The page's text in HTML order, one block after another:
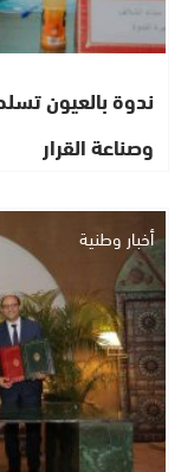
ندوة بالعيون
وصناعة القرار
أخبار وطنية